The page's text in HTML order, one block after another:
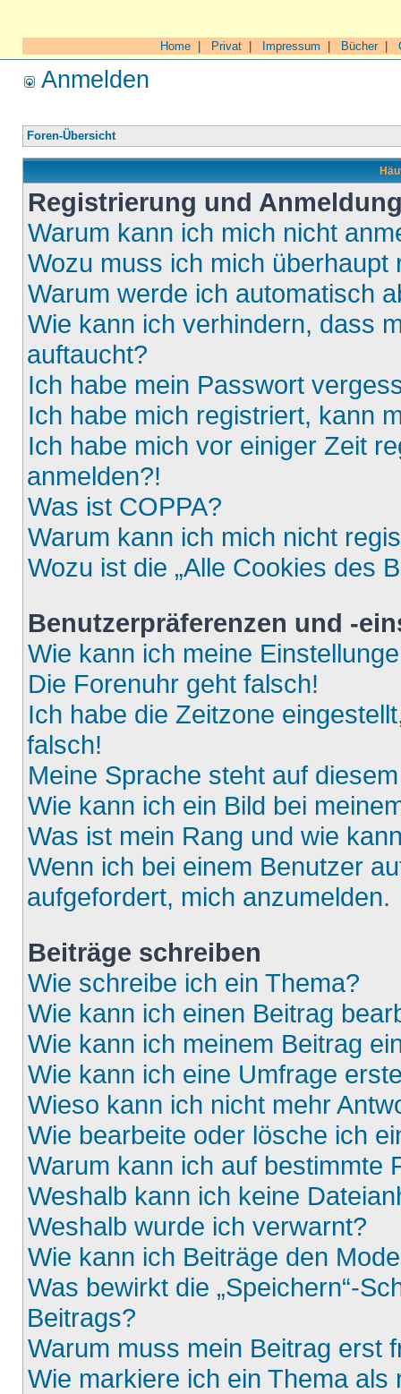
Home Privat Impressum Bücher|
Anmelden
Foren-Übersicht
Registrierung und
Warum kann ich mich nicht
Wozu muss ich mich überhaupt
Warum werde ich automatisch
Wie kann ich verhindern, dass
auftaucht?
Ich habe mein Passwort
Ich habe mich registriert, kann
Ich habe mich vor einiger Zeit
anmelden?!
Was ist COPPA?
Warum kann ich mich nicht
Wozu ist die „Alle Cookies des
Benutzerpräferenzen und -
Wie kann ich meine
Die Forenuhr geht falsch!
Ich habe die Zeitzone
falsch!
Meine Sprache steht auf
Wie kann ich ein Bild bei
Was ist mein Rang und wie
Wenn ich bei einem Benutzer
aufgefordert, mich anzumelden.
Beiträge schreiben
Wie schreibe ich ein Thema?
Wie kann ich einen Beitrag
Wie kann ich meinem Beitrag
Wie kann ich eine Umfrage
Wieso kann ich nicht mehr
Wie bearbeite oder lösche ich
Warum kann ich auf bestimmte
Weshalb kann ich keine
Weshalb wurde ich verwarnt?
Wie kann ich Beiträge den
Was bewirkt die „Speichern“-
Beitrags?
Warum muss mein Beitrag erst
Wie markiere ich ein Thema als